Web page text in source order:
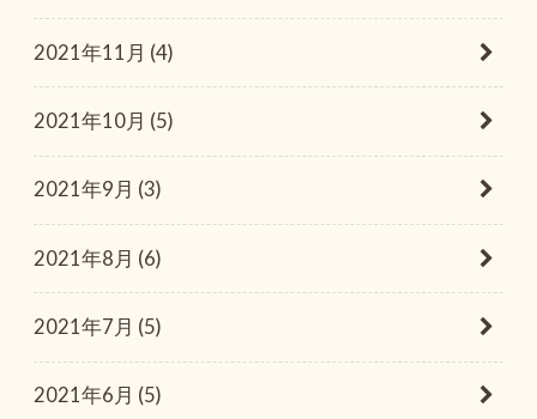
2021年11月 (4)
2021年10月 (5)
2021年9月 (3)
2021年8月 (6)
2021年7月 (5)
2021年6月 (5)